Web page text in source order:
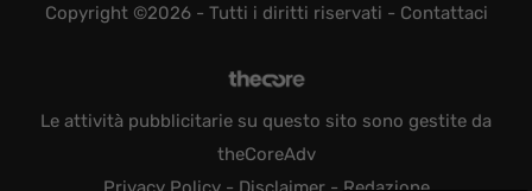
Copyright ©2026 - Tutti i diritti riservati - Contattaci
Le attività pubblicitarie su questo sito sono gestite da
theCoreAdv